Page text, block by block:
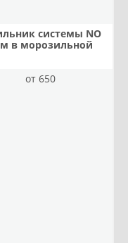
системы NO
в морозильной
от 650